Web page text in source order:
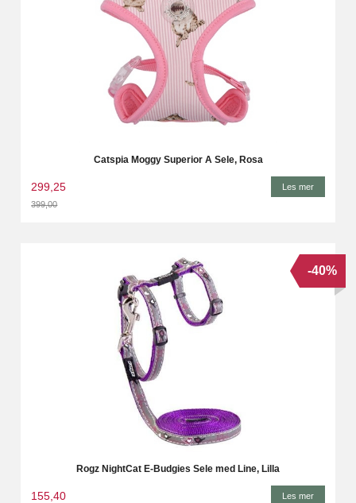
Catspia Moggy Superior A Sele, Rosa
299,25
399,00
Les mer
Rogz NightCat E-Budgies Sele med Line, Lilla
155,40
-40%
Les mer